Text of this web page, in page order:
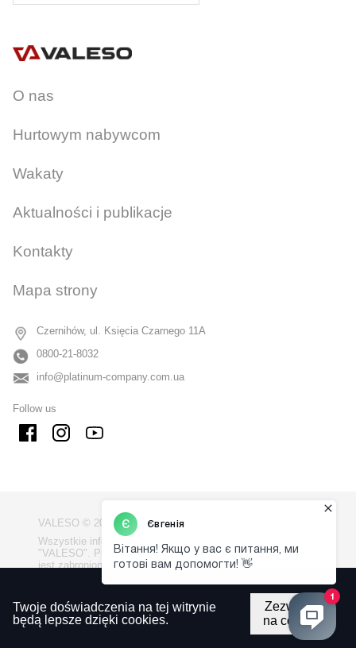
O nas
Hurtowym nabywcom
Wakaty
Aktualności i publikacje
Kontakty
Mapa strony
Czernihów, ul. Księcia Czarnego 11A
0800-21-8032
info@platinum-company.com.ua
Follow us
VALESO © 2009 - 2026
Wszystkie informacje na stronie są własnością firmy
"VALESO". Publikowanie informacji ze strony bez zgody
jest zabronione.
Regulamin korzystania z witryny
Twoje doświadczenia na tej witrynie
będą lepsze dzięki cookies.
Zezwalaj
na cookie